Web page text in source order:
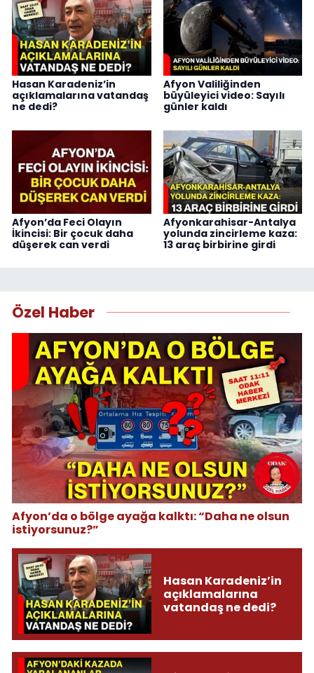
Hasan Karadeniz’in
açıklamalarına vatandaş
ne dedi?
Afyon Valiliğinden
büyüleyici video: Sayılı
günler kaldı
Afyon’da Feci Olayın
İkincisi: Bir çocuk daha
düşerek can verdi
Afyonkarahisar-Antalya
yolunda zincirleme kaza:
13 araç birbirine girdi
Özel Haber
Afyon’da o bölge ayağa kalktı: “Daha ne olsun
istiyorsunuz?”
Hasan Karadeniz’in
açıklamalarına
vatandaş ne dedi?